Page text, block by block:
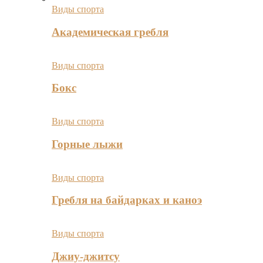
Виды спорта
Академическая гребля
Виды спорта
Бокс
Виды спорта
Горные лыжи
Виды спорта
Гребля на байдарках и каноэ
Виды спорта
Джиу-джитсу